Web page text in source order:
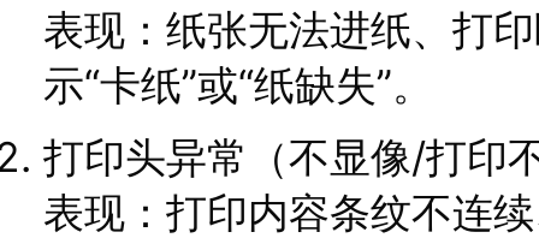
表现：纸张无法进纸、打
示“卡纸”或“纸缺失”。
打印头异常（不显像/打印
表现：打印内容条纹不连